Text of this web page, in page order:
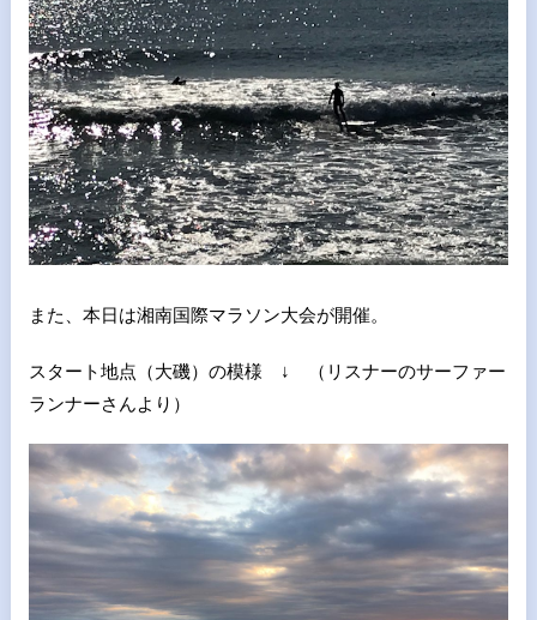
また、本日は湘南国際マラソン大会が開催。
スタート地点（大磯）の模様 ↓ （リスナーのサーファー
ランナーさんより）